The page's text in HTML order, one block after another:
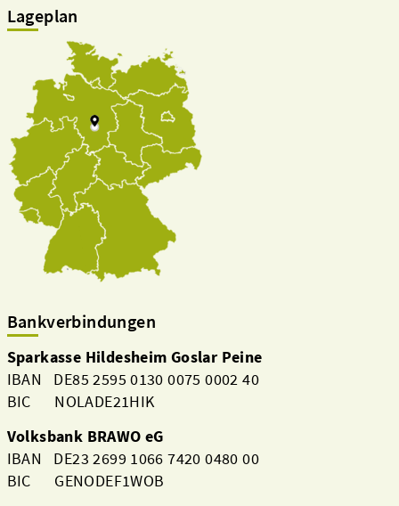
Lageplan
Bankverbindungen
Sparkasse Hildesheim Goslar Peine
IBAN DE85 2595 0130 0075 0002 40
BIC NOLADE21HIK
Volksbank BRAWO eG
IBAN DE23 2699 1066 7420 0480 00
BIC GENODEF1WOB